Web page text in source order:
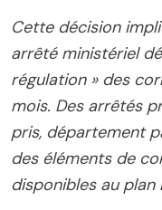
Cette décision
arrêté ministériel
régulation » des
mois. Des arrêtés
pris, département
des éléments de
disponibles au plan